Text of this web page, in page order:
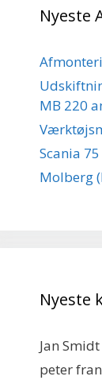
Nyeste
MB 220
Scania
Molberg
Nyeste
Jan
peter